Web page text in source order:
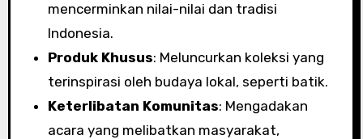
mencerminkan nilai-nilai dan tradisi
Indonesia.
Produk Khusus: Meluncurkan koleksi yang
terinspirasi oleh budaya lokal, seperti batik.
Keterlibatan Komunitas: Mengadakan
acara yang melibatkan masyarakat,